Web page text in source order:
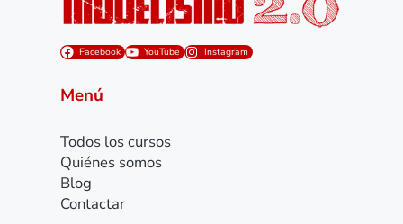
Facebook YouTube Instagram
Menú
Todos los cursos
Quiénes somos
Blog
Contactar